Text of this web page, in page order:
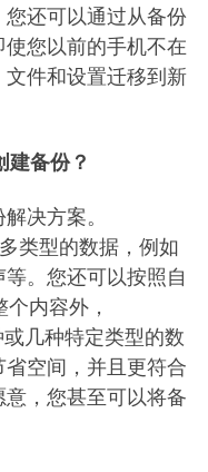
还可以通过从备份
您以前的手机不在
件和设置迁移到新
备份？
决方案。
类型的数据，例如
。您还可以按照自
内容外，
几种特定类型的数
空间，并且更符合
，您甚至可以将备